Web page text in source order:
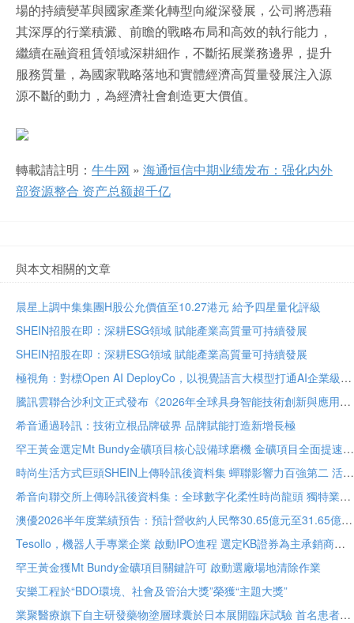
場的持續變革與國家產業化轉型向縱深發展，公司將憑藉
其深厚的行業積澱、前瞻的戰略布局和高效的執行能力，
繼續在融資租賃領域深耕細作，不斷拓展業務邊界，提升
服務質量，為國家戰略落地和實體經濟高質量發展注入源
源不斷的動力，為經濟社會創造更大價值。
轉載請註明： 牛牛网 » 海通恒信中期业绩发布：强化内外
部资源整合 资产总额超千亿
與本文相關的文章
晨星上調中集集團H股公允價值至10.27港元 給予四星量化評級
SHEIN招股在即：深耕ESG領域 賦能產業高質量可持續發展
SHEIN招股在即：深耕ESG領域 賦能產業高質量可持續發展
極視角：對標Open AI DeployCo，以視覺語言大模型打通AI企業級落地“最後一公里”
騰訊雲聯合沙利文正式發布《2026年全球具身智能技術創新與應用白皮書》
希音通過聆訊：技術立根品牌破界 品牌賦能打造新增長極
罕王黃金選定Mt Bundy金礦項目核心設備球磨機 金礦項目全面提速
時尚生活方式巨頭SHEIN上傳聆訊後資料集 蟬聯影響力百強第二 活躍顧客達2.73億
希音向聯交所上傳聆訊後資料集：全球數字化柔性時尚龍頭 獨特業務模式構築堅固護城河
澳優2026半年度業績預告：預計營收約人民幣30.65億元至31.65億元 核心業務基礎保持穩定
Tesollo，機器人手專業企業 啟動IPO進程 選定KB證券為主承銷商
罕王黃金獲Mt Bundy金礦項目關鍵許可 啟動選廠場地清除作業
安樂工程於“BDO環境、社會及管治大獎”榮獲“主題大獎”
業聚醫療旗下自主研發藥物塗層球囊於日本展開臨床試驗 首名患者已入組